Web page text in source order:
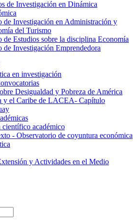
de Investigación en Dinámica
de Investigación en Administración y
del Turismo
de Estudios sobre la disciplina Economía
de Investigación Emprendedora
en investigación
Desigualdad y Pobreza de América
y el Caribe de LACEA- Capítulo
académico
- Observatorio de coyuntura económica
y Actividades en el Medio